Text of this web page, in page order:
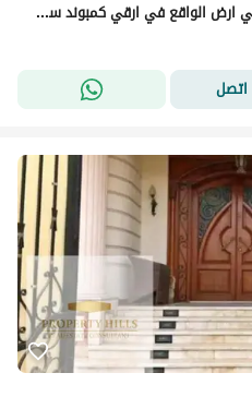
فيلا استلام فوري جاهزه للمعاينه علي ارض الواقع في ارقي كمبوند سكني في مدينة الشروق كمبوند المعادي فيو ( Maadi Viwe ) دقايق من مدينتي والتجمع الخامس
اتصل